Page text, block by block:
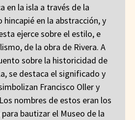
en la isla a través de la
hincapié en la abstracción, y
ejerce sobre el estilo, e
de la obra de Rivera. A
sobre la historicidad de
se destaca el significado y
Francisco Oller y
nombres de estos eran los
bautizar el Museo de la